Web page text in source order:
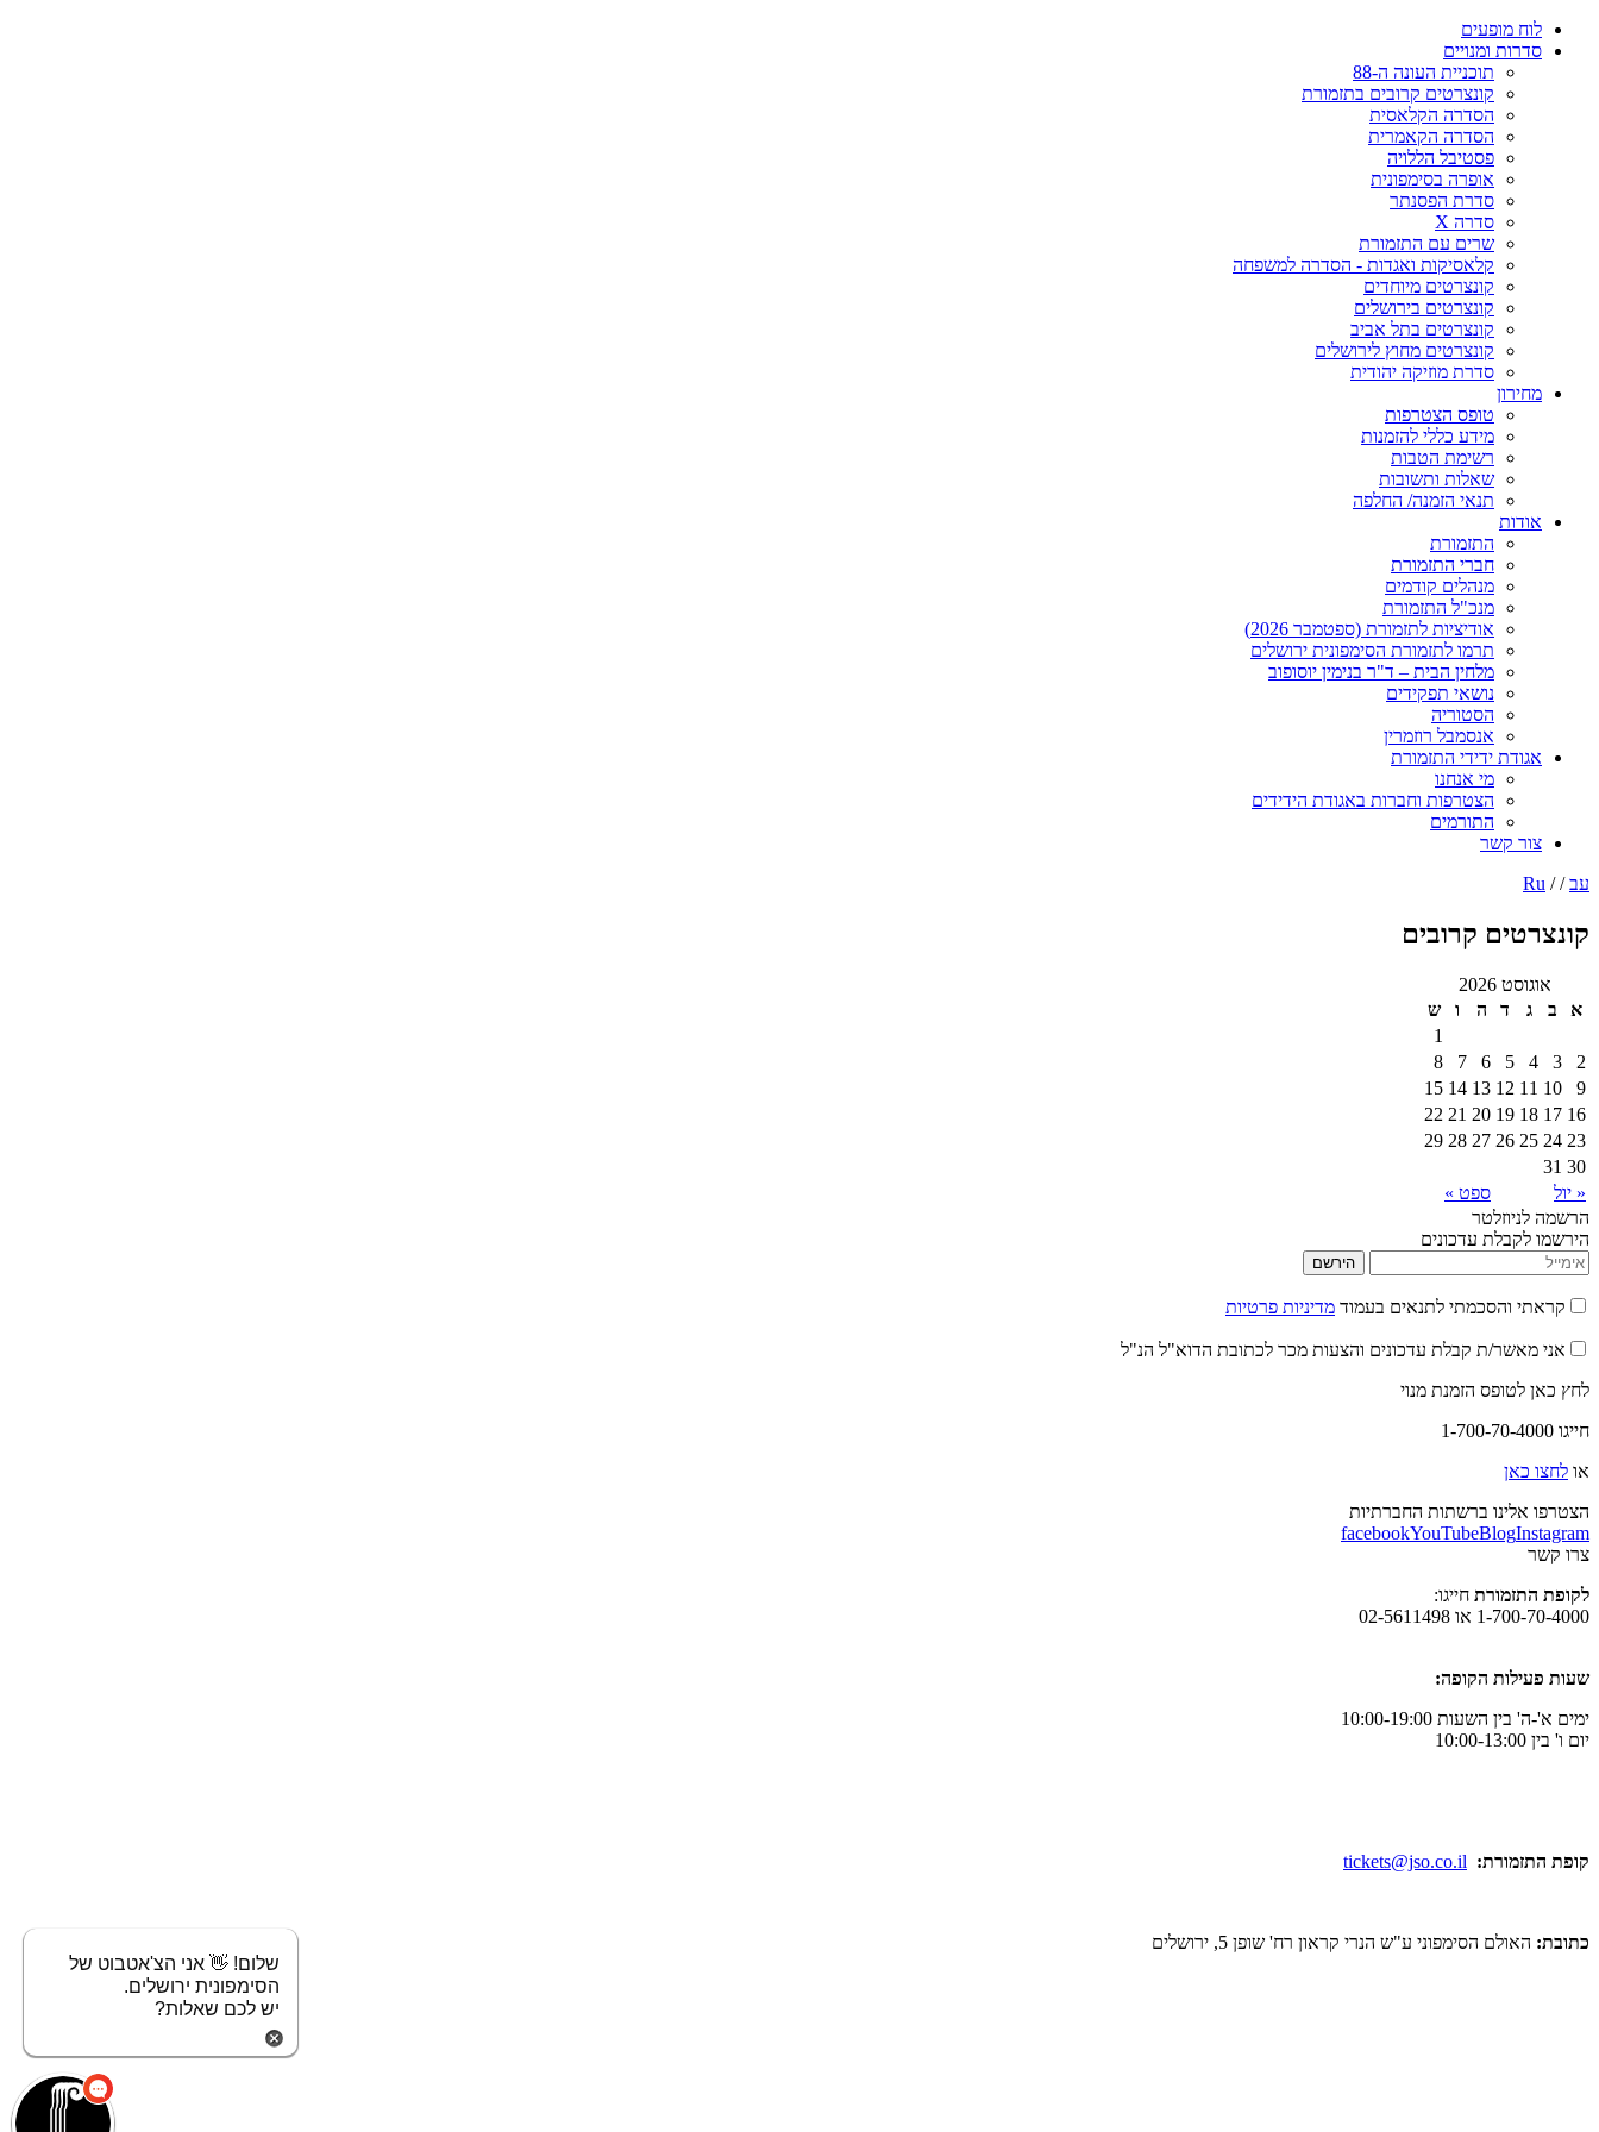
לוח מופעים
סדרות ומנויים
תוכניית העונה ה-88
קונצרטים קרובים בתזמורת
הסדרה הקלאסית
הסדרה הקאמרית
פסטיבל הללויה
אופרה בסימפונית
סדרת הפסנתר
סדרה X
שרים עם התזמורת
קלאסיקות ואגדות - הסדרה למשפחה
קונצרטים מיוחדים
קונצרטים בירושלים
קונצרטים בתל אביב
קונצרטים מחוץ לירושלים
סדרת מוזיקה יהודית
מחירון
טופס הצטרפות
מידע כללי להזמנות
רשימת הטבות
שאלות ותשובות
תנאי הזמנה/ החלפה
אודות
התזמורת
חברי התזמורת
מנהלים קודמים
מנכ"ל התזמורת
אודיציות לתזמורת (ספטמבר 2026)
תרמו לתזמורת הסימפונית ירושלים
מלחין הבית – ד"ר בנימין יוסופוב
נושאי תפקידים
הסטוריה
אנסמבל רוזמרין
אגודת ידידי התזמורת
מי אנחנו
הצטרפות וחברות באגודת הידידים
התורמים
צור קשר
עב/ /
Ru
קונצרטים קרובים
אוגוסט 2026
א
ב ג ד ה ו
ש
1
2
3
4
5
6
7
8
9
10
11
12
13
14
15
16
17
18
19
20
21
22
23
24
25
26
27
28
29
30
31
« יול
ספט »
הרשמה לניוזלטר
הירשמו לקבלת עדכונים
הירשם
קראתי והסכמתי לתנאים בעמוד מדיניות פרטיות
אני מאשר/ת קבלת עדכונים והצעות מכר לכתובת הדוא"ל הנ"ל
לחץ כאן לטופס הזמנת מנוי
חייגו 1-700-70-4000
או לחצו כאן
הצטרפו אלינו ברשתות החברתיות
facebookYouTubeBlogInstagram
צרו קשר
לקופת התזמורת חייגו:
1-700-70-4000 או 02-5611498
שעות פעילות הקופה:
ימים א'-ה' בין השעות 10:00-19:00
יום ו' בין 10:00-13:00
קופת התזמורת: tickets@jso.co.il
כתובת: האולם הסימפוני ע"ש הנרי קראון רח' שופן 5, ירושלים
שלום! 👋 אני הצ'אטבוט של
הסימפונית ירושלים.
יש לכם שאלות?